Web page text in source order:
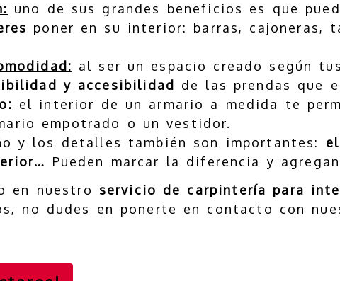
uno de sus grandes beneficios es que
poner en su interior: barras, cajoneras,
al ser un espacio creado según
y accesibilidad de las prendas que
el interior de un armario a medida te
empotrado o un vestidor.
y los detalles también son importantes:
Pueden marcar la diferencia y
en nuestro servicio de carpintería para
no dudes en ponerte en contacto con